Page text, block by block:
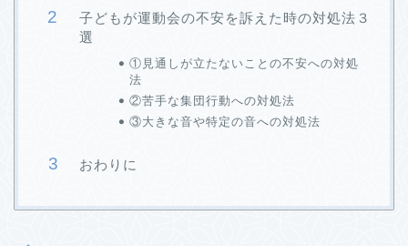
子どもが運動会の不安を訴えた時の対処法３
選
①見通しが立たないことの不安への対処
法
②苦手な集団行動への対処法
③大きな音や特定の音への対処法
おわりに